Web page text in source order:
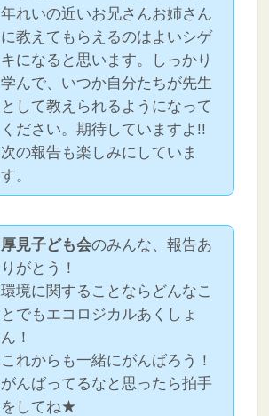
年れいの近いお兄さんお姉さん
に教えてもらえるのはよいシゲ
キになると思います。しっかり
学んで、いつか自分たちが先生
として教えられるようになって
ください。期待していますよ!!
次の報告も楽しみにしていま
す。
厚見子ども会のみんな、報告あ
りがとう！
環境に関することならどんなこ
とでもエコロジカルあくしょ
ん！
これからも一緒にがんばろう！
がんばってるなと思ったら拍手
をしてね★